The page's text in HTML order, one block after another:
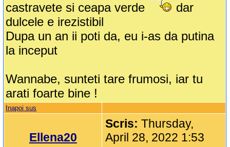
castravete si ceapa verde
dar
dulcele e irezistibil
Dupa un an ii poti da, eu i-as da putina
la inceput
Wannabe, sunteti tare frumosi, iar tu
arati foarte bine !
Inapoi sus
Ellena20
Scris:Thursday,
April 28, 2022 1:53